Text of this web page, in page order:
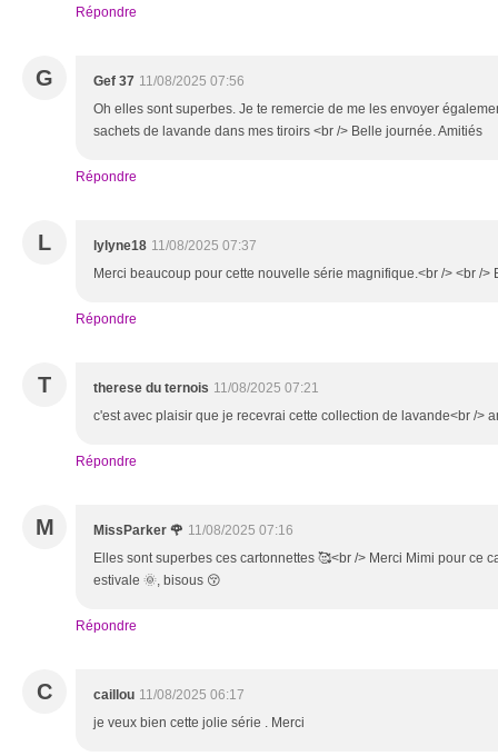
Répondre
G Gef 37 11/08/2025 07:56
Oh elles sont superbes. Je te remercie de me les envoyer
sachets de lavande dans mes tiroirs <br /> Belle journée. Amitiés
Répondre
L lylyne18 11/08/2025 07:37
Merci beaucoup pour cette nouvelle série magnifique.<br /> <br />
Répondre
T therese du ternois 11/08/2025 07:21
c'est avec plaisir que je recevrai cette collection de lavande<br />
Répondre
M MissParker 🌹 11/08/2025 07:16
Elles sont superbes ces cartonnettes 🥰<br /> Merci Mimi pour ce
estivale 🌞, bisous 😚
Répondre
C caillou 11/08/2025 06:17
je veux bien cette jolie série . Merci